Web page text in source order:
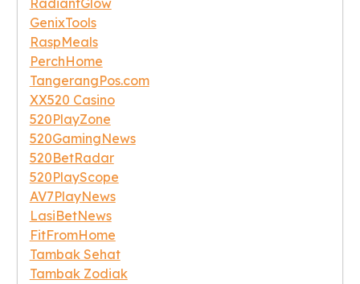
RadiantGlow
GenixTools
RaspMeals
PerchHome
TangerangPos.com
XX520 Casino
520PlayZone
520GamingNews
520BetRadar
520PlayScope
AV7PlayNews
LasiBetNews
FitFromHome
Tambak Sehat
Tambak Zodiak